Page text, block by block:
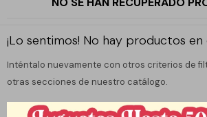
¡Lo sentimos! No hay productos en
Inténtalo nuevamente con otros criterios de
otras secciones de nuestro catálogo.